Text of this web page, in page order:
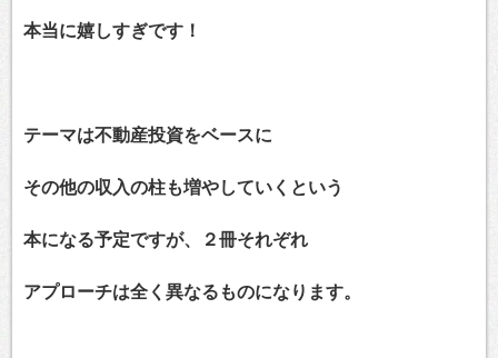
本当に嬉しすぎです！
テーマは不動産投資をベースに
その他の収入の柱も増やしていくという
本になる予定ですが、２冊それぞれ
アプローチは全く異なるものになります。